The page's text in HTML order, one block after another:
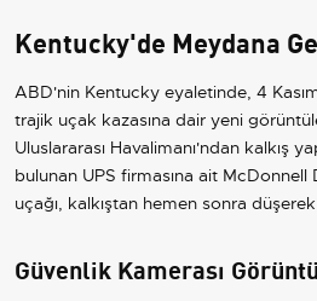
Kentucky'de Meydana
ABD'nin Kentucky eyaletinde, 4
trajik uçak kazasına dair yeni
Uluslararası Havalimanı'ndan kalkış
bulunan UPS firmasına ait
uçağı, kalkıştan hemen sonra
Güvenlik Kamerası